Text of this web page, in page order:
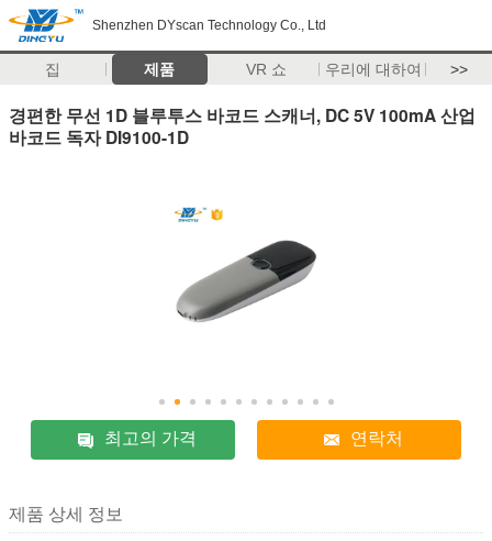
Shenzhen DYscan Technology Co., Ltd
집 제품 VR 쇼 우리에 대하여 >>
경편한 무선 1D 블루투스 바코드 스캐너, DC 5V 100mA 산업
바코드 독자 DI9100-1D
최고의 가격 연락처
제품 상세 정보